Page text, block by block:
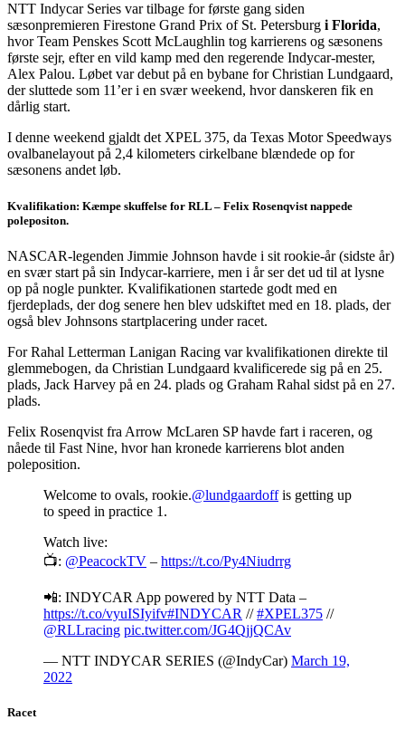
NTT Indycar Series var tilbage for første gang siden
sæsonpremieren Firestone Grand Prix of St. Petersburg i Florida,
hvor Team Penskes Scott McLaughlin tog karrierens og sæsonens
første sejr, efter en vild kamp med den regerende Indycar-mester,
Alex Palou. Løbet var debut på en bybane for Christian Lundgaard,
der sluttede som 11’er i en svær weekend, hvor danskeren fik en
dårlig start.
I denne weekend gjaldt det XPEL 375, da Texas Motor Speedways
ovalbanelayout på 2,4 kilometers cirkelbane blændede op for
sæsonens andet løb.
Kvalifikation: Kæmpe skuffelse for RLL – Felix Rosenqvist nappede
polepositon.
NASCAR-legenden Jimmie Johnson havde i sit rookie-år (sidste år)
en svær start på sin Indycar-karriere, men i år ser det ud til at lysne
op på nogle punkter. Kvalifikationen startede godt med en
fjerdeplads, der dog senere hen blev udskiftet med en 18. plads, der
også blev Johnsons startplacering under racet.
For Rahal Letterman Lanigan Racing var kvalifikationen direkte til
glemmebogen, da Christian Lundgaard kvalificerede sig på en 25.
plads, Jack Harvey på en 24. plads og Graham Rahal sidst på en 27.
plads.
Felix Rosenqvist fra Arrow McLaren SP havde fart i raceren, og
nåede til Fast Nine, hvor han kronede karrierens blot anden
poleposition.
Welcome to ovals, rookie.@lundgaardoffis getting up
to speed in practice 1.
Watch live:
📺: @PeacockTV – https://t.co/Py4Niudrrg
📲: INDYCAR App powered by NTT Data –
https://t.co/vyuISIyifv#INDYCAR //#XPEL375 //
@RLLracing pic.twitter.com/JG4QjjQCAv
— NTT INDYCAR SERIES (@IndyCar) March 19,
2022
Racet